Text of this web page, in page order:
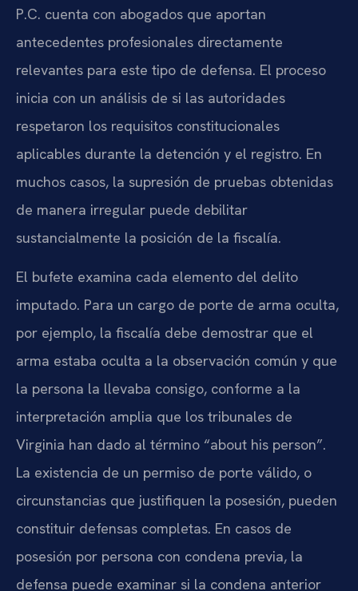
P.C. cuenta con abogados que aportan
antecedentes profesionales directamente
relevantes para este tipo de defensa. El proceso
inicia con un análisis de si las autoridades
respetaron los requisitos constitucionales
aplicables durante la detención y el registro. En
muchos casos, la supresión de pruebas obtenidas
de manera irregular puede debilitar
sustancialmente la posición de la fiscalía.
El bufete examina cada elemento del delito
imputado. Para un cargo de porte de arma oculta,
por ejemplo, la fiscalía debe demostrar que el
arma estaba oculta a la observación común y que
la persona la llevaba consigo, conforme a la
interpretación amplia que los tribunales de
Virginia han dado al término “about his person”.
La existencia de un permiso de porte válido, o
circunstancias que justifiquen la posesión, pueden
constituir defensas completas. En casos de
posesión por persona con condena previa, la
defensa puede examinar si la condena anterior